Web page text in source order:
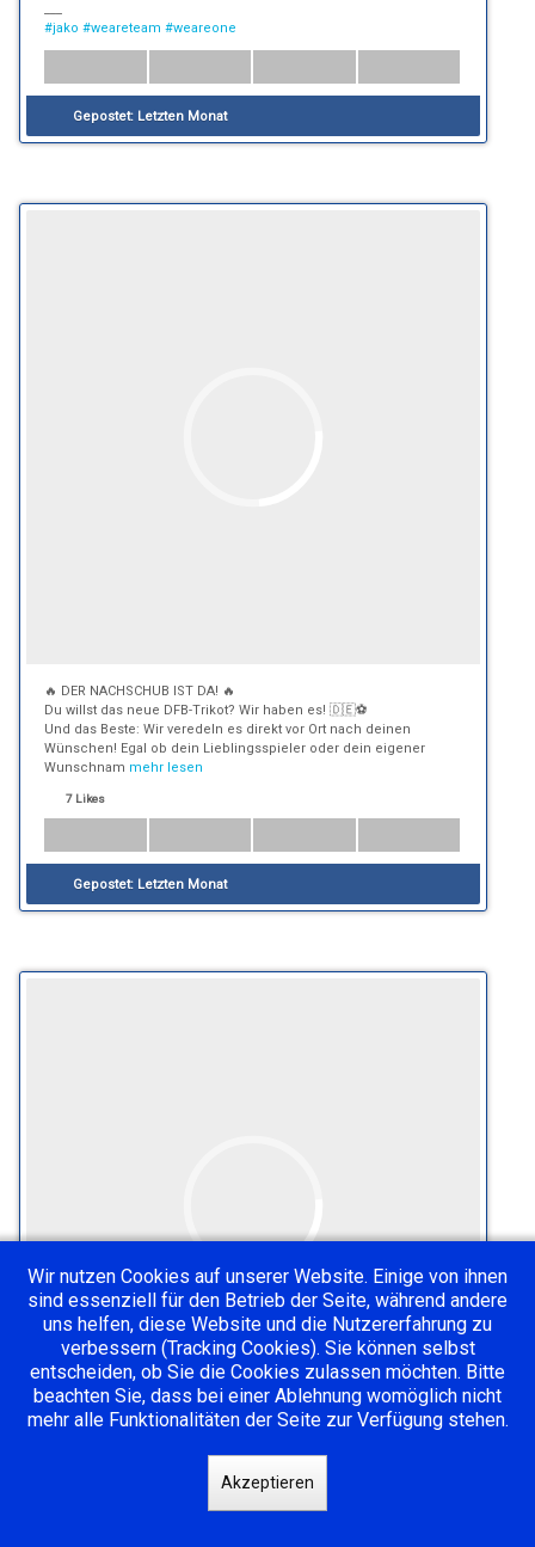
#jako #weareteam #weareone
Gepostet: Letzten Monat
🔥 DER NACHSCHUB IST DA! 🔥
Du willst das neue DFB-Trikot? Wir haben es! 🇩🇪⚽
Und das Beste: Wir veredeln es direkt vor Ort nach deinen
Wünschen! Egal ob dein Lieblingsspieler oder dein eigener
Wunschnam mehr lesen
7 Likes
Gepostet: Letzten Monat
Ready to play. Ready to win. 🏀
Wir nutzen Cookies auf unserer Website. Einige von ihnen
sind essenziell für den Betrieb der Seite, während andere
uns helfen, diese Website und die Nutzererfahrung zu
verbessern (Tracking Cookies). Sie können selbst
entscheiden, ob Sie die Cookies zulassen möchten. Bitte
beachten Sie, dass bei einer Ablehnung womöglich nicht
mehr alle Funktionalitäten der Seite zur Verfügung stehen.
Akzeptieren